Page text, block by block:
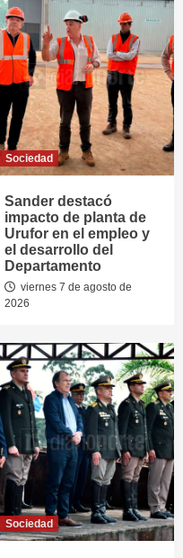
Sociedad
Sander destacó
impacto de planta de
Urufor en el empleo y
el desarrollo del
Departamento
viernes 7 de agosto de
2026
Sociedad